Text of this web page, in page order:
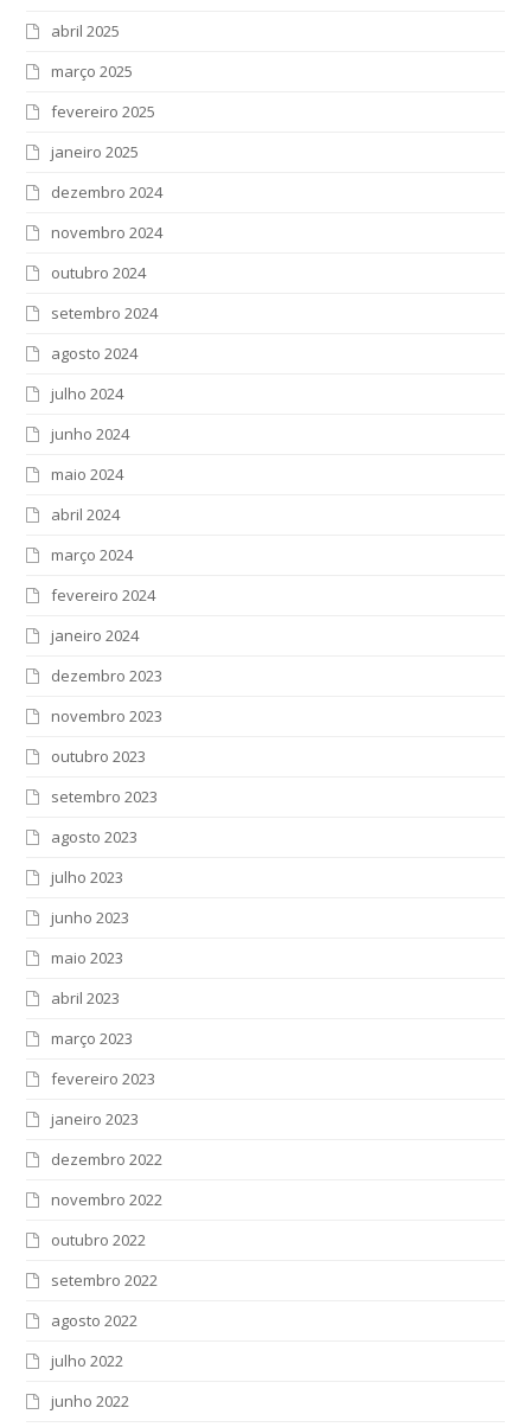
abril 2025
março 2025
fevereiro 2025
janeiro 2025
dezembro 2024
novembro 2024
outubro 2024
setembro 2024
agosto 2024
julho 2024
junho 2024
maio 2024
abril 2024
março 2024
fevereiro 2024
janeiro 2024
dezembro 2023
novembro 2023
outubro 2023
setembro 2023
agosto 2023
julho 2023
junho 2023
maio 2023
abril 2023
março 2023
fevereiro 2023
janeiro 2023
dezembro 2022
novembro 2022
outubro 2022
setembro 2022
agosto 2022
julho 2022
junho 2022